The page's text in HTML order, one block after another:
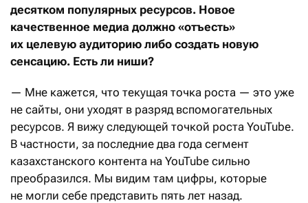
десятком популярных ресурсов. Новое
качественное медиа должно «отъесть»
их целевую аудиторию либо создать новую
сенсацию. Есть ли ниши?
— Мне кажется, что текущая точка роста — это уже
не сайты, они уходят в разряд вспомогательных
ресурсов. Я вижу следующей точкой роста YouTube.
В частности, за последние два года сегмент
казахстанского контента на YouTube сильно
преобразился. Мы видим там цифры, которые
не могли себе представить пять лет назад.